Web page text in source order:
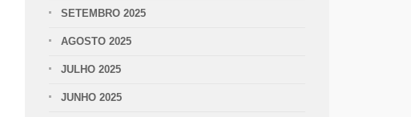
SETEMBRO 2025
AGOSTO 2025
JULHO 2025
JUNHO 2025